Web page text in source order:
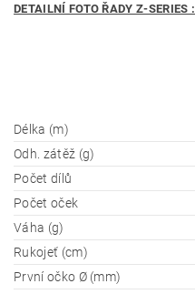
DETAILNÍ FOTO ŘADY Z-SERIES :
Délka (m)
Odh. zátěž (g)
Počet dílů
Počet oček
Váha (g)
Rukojeť (cm)
První očko Ø (mm)